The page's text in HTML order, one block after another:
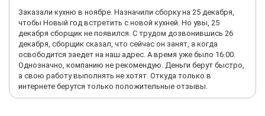
Заказали кухню в ноябре. Назначили сборку на 25 декабря,
чтобы Новый год встретить с новой кухней. Но увы, 25
декабря сборщик не появился. С трудом дозвонившись 26
декабря, сборщик сказал, что сейчас он занят, а когда
освободится заедет на наш адрес. А время уже было 16.00.
Однозначно, компанию не рекомендую. Деньги берут быстро,
а свою работу выполнять не хотят. Откуда только в
интернете берутся только положительные отзывы.